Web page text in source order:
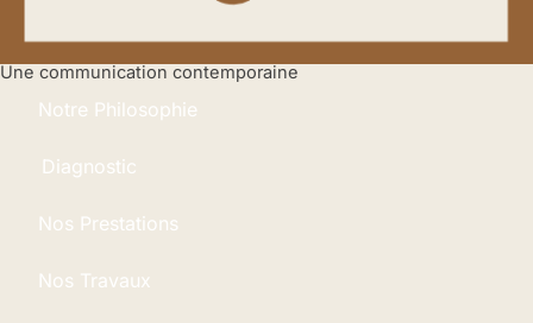
Une communication contemporaine
Notre Philosophie
Diagnostic
Nos Prestations
Nos Travaux